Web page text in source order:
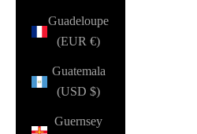
Guadeloupe
(EUR €)
Guatemala
(USD $)
Guernsey